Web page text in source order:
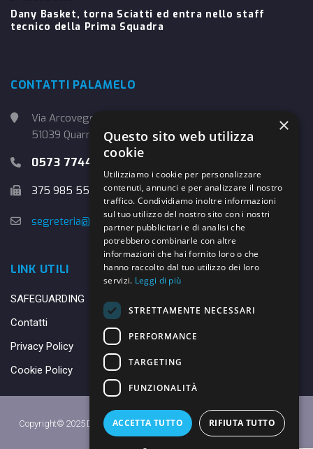
Dany Basket, torna Sciatti ed entra nello staff
tecnico della Prima Squadra
CONTATTI PALAMELO
Via Arcoveggio, 4
51039 Quarrata (PT)
0573 774457
375 985 5526
segreteria@danybasket.it
LINK UTILI
SAFEGUARDING
Contatti
Privacy Policy
Cookie Policy
Copyright© 2025 DANY BASKET QUARRATA S.S.D.A.R.L. -Privacy Policy
×
Questo sito web utilizza
cookie
Utilizziamo i cookie per personalizzare
contenuti, annunci e per analizzare il nostro
traffico. Condividiamo inoltre informazioni
sul tuo utilizzo del nostro sito con i nostri
partner pubblicitari e di analisi che
potrebbero combinarle con altre
informazioni che hai fornito loro o che
hanno raccolto dal tuo utilizzo dei loro
servizi. Leggi di più
STRETTAMENTE NECESSARI
PERFORMANCE
TARGETING
FUNZIONALITÀ
ACCETTA TUTTO RIFIUTA TUTTO